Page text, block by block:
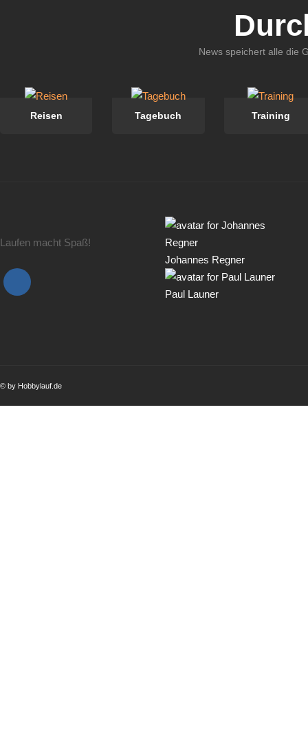
News speichert alle die
Reisen Tagebuch Training
Laufen macht Spaß!
Johannes Regner
Paul Launer
© by Hobbylauf.de